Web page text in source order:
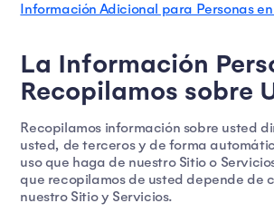
Información Adicional para Personas en
La Información
Recopilamos sobre
Recopilamos información sobre usted
usted, de terceros y de forma
uso que haga de nuestro Sitio o
que recopilamos de usted depende de
nuestro Sitio y Servicios.